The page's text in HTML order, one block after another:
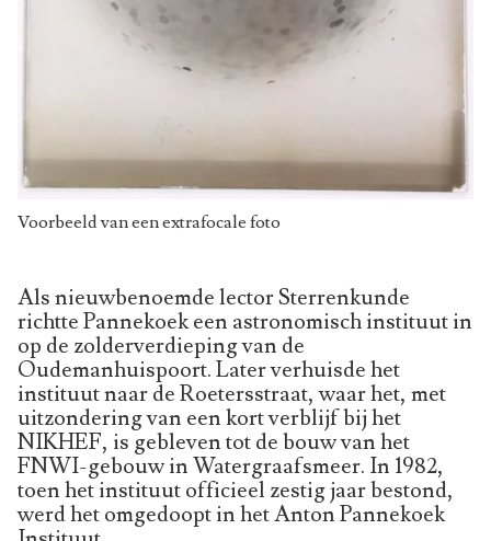
Voorbeeld van een extrafocale foto
Als nieuwbenoemde lector Sterrenkunde
richtte Pannekoek een astronomisch instituut in
op de zolderverdieping van de
Oudemanhuispoort. Later verhuisde het
instituut naar de Roetersstraat, waar het, met
uitzondering van een kort verblijf bij het
NIKHEF, is gebleven tot de bouw van het
FNWI-gebouw in Watergraafsmeer. In 1982,
toen het instituut officieel zestig jaar bestond,
werd het omgedoopt in het Anton Pannekoek